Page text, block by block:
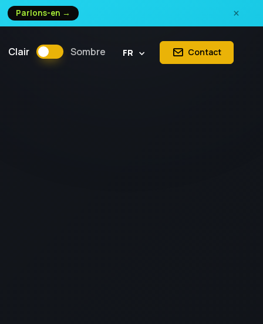
Parlons-en → ×
Clair Sombre FR Contact